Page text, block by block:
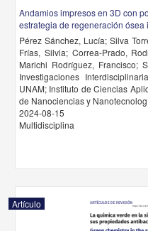
Andamios impresos en 3D con
estrategia de regeneración ósea
Pérez Sánchez, Lucía; Silva
Frías, Silvia; Correa-Prado,
Marichi Rodríguez, Francisco;
Investigaciones
UNAM; Instituto de Ciencias
de Nanociencias y
2024-08-15
Multidisciplina
Artículo